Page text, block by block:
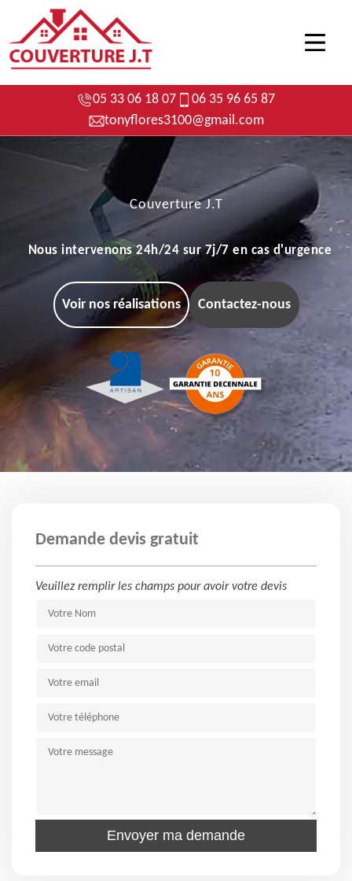
05 33 06 18 07
06 35 96 65 87
tonyflores3100@gmail.com
Couverture J.T
Nous intervenons 24h/24 sur 7j/7 en cas d'urgence
Voir nos réalisations Contactez-nous
Demande devis gratuit
Veuillez remplir les champs pour avoir votre devis